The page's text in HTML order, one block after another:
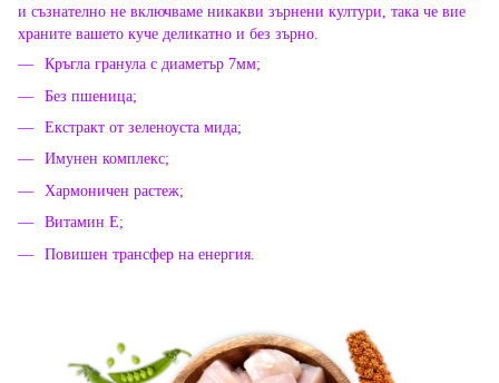
и съзнателно не включваме никакви зърнени култури, така че вие
храните вашето куче деликатно и без зърно.
Кръгла гранула с диаметър 7мм;
Без пшеница;
Екстракт от зеленоуста мида;
Имунен комплекс;
Хармоничен растеж;
Витамин Е;
Повишен трансфер на енергия.